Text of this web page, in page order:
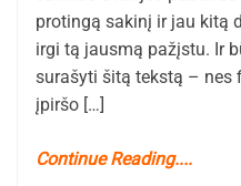
protingą sakinį ir jau kitą
irgi tą jausmą pažįstu. Ir
surašyti šitą tekstą – nes
įpiršo […]
Continue Reading....